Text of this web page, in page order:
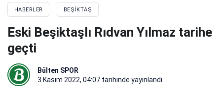
HABERLER BEŞIKTAŞ
Eski Beşiktaşlı Rıdvan Yılmaz tarihe
geçti
Bülten SPOR
3 Kasım 2022, 04:07 tarihinde yayınlandı